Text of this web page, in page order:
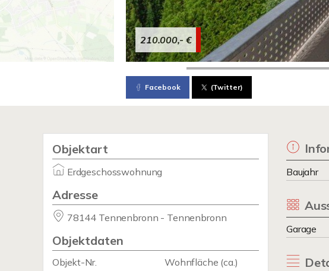
210.000,- €
Facebook (Twitter)
Objektart
Erdgeschosswohnung
Adresse
78144 Tennenbronn - Tennenbronn
Objektdaten
Objekt-Nr.
Wohnfläche (ca.)
Baujahr
Garage